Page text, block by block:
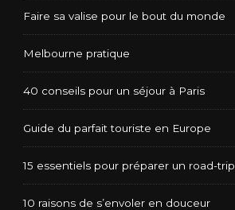
Faire sa valise pour le bout du monde
Melbourne pratique
40 conseils pour un séjour à Paris
Guide du parfait touriste en Europe
15 essentiels pour préparer un road-trip
10 raisons de s’envoler en douceur